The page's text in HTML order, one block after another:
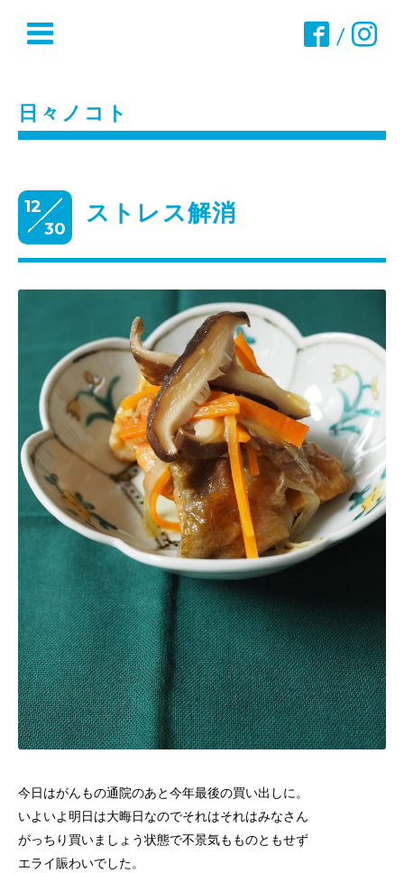
/
日々ノコト
12
30
ストレス解消
今日はがんもの通院のあと今年最後の買い出しに。
いよいよ明日は大晦日なのでそれはそれはみなさん
がっちり買いましょう状態で不景気もものともせず
エライ賑わいでした。